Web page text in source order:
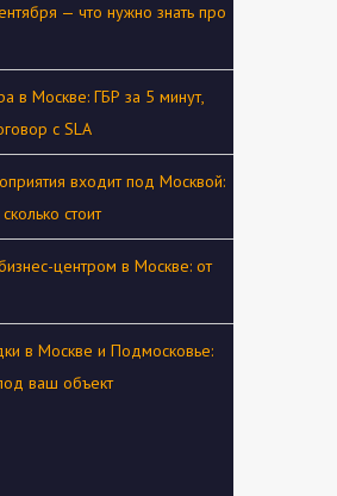
— что нужно знать про
в Москве: ГБР за 5 минут,
с SLA
входит под Москвой:
стоит
центром в Москве: от
в Москве и Подмосковье:
ваш объект